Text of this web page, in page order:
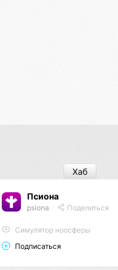
Псиона
psiona Поделиться
Cимулятор ноосферы
Подписаться
Хаб